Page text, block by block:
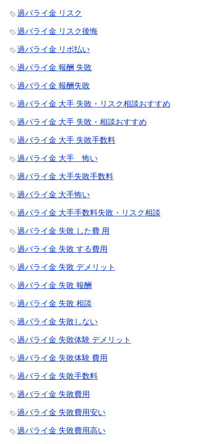
過バライ金 リスク
過バライ金 リスク後悔
過バライ金 リボ払い
過バライ金 報酬 失敗
過バライ金 報酬失敗
過バライ金 大手 失敗・リスク相談おすすめ
過バライ金 大手 失敗・相談おすすめ
過バライ金 大手 失敗手数料
過バライ金 大手 怖い
過バライ金 大手失敗手数料
過バライ金 大手怖い
過バライ金 大手手数料失敗・リスク相談
過バライ金 失敗 した費 用
過バライ金 失敗 する費用
過バライ金 失敗 デメリット
過バライ金 失敗 報酬
過バライ金 失敗 相談
過バライ金 失敗しない
過バライ金 失敗体験 デメリット
過バライ金 失敗体験 費用
過バライ金 失敗手数料
過バライ金 失敗費用
過バライ金 失敗費用安い
過バライ金 失敗費用高い